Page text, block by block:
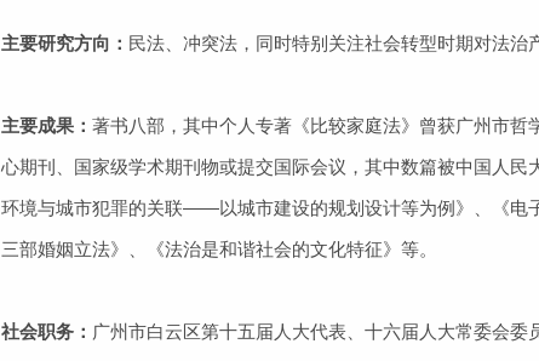
主要研究方向： 民法、冲突法，同时特别关注社会转型时期对法治
主要成果： 著书八部，其中个人专著《比较家庭法》曾获广州市
心期刊、国家级学术期刊物或提交国际会议，其中数篇被中国人
环境与城市犯罪的关联——以城市建设的规划设计等为例》、《
三部婚姻立法》、《法治是和谐社会的文化特征》等。
社会职务： 广州市白云区第十五届人大代表、十六届人大常委会